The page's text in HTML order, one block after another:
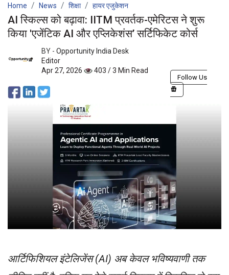
Home News शिक्षा हायर एजुकेशन
AI स्किल्स को बढ़ावा: IITM प्रवर्तक-एमेरिटस ने शुरू
किया 'एजेंटिक AI और एप्लिकेशंस’ सर्टिफिकेट कोर्स
BY - Opportunity India Desk
Editor
Apr 27, 2026
403 / 3 Min Read
Follow Us
आर्टिफिशियल इंटेलिजेंस (AI) अब केवल भविष्यवाणी तक